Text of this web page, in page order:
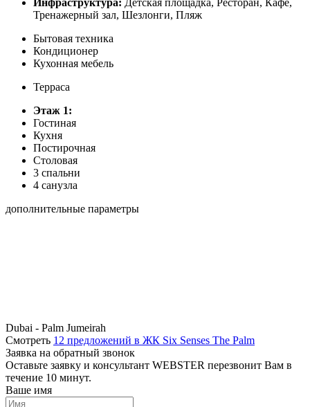
Тренажерный зал, Шезлонги, Пляж
Бытовая техника
Кондиционер
Кухонная мебель
Терраса
Этаж 1:
Гостиная
Кухня
Постирочная
Столовая
3 спальни
4 санузла
дополнительные параметры
Dubai - Palm Jumeirah
Смотреть 12 предложений в ЖК Six Senses The Palm
Заявка на обратный звонок
Оставьте заявку и консультант WEBSTER перезвонит Вам в
течение 10 минут.
Ваше имя